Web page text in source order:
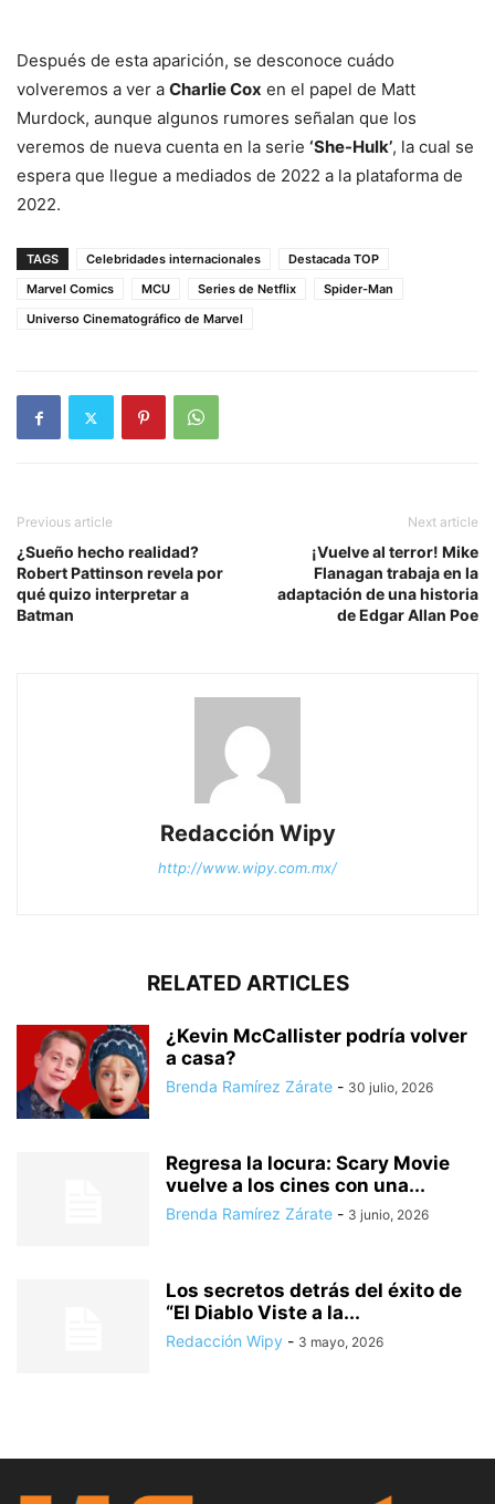
Después de esta aparición, se desconoce cuádo
volveremos a ver a Charlie Cox en el papel de Matt
Murdock, aunque algunos rumores señalan que los
veremos de nueva cuenta en la serie ‘She-Hulk’, la cual se
espera que llegue a mediados de 2022 a la plataforma de
2022.
TAGS Celebridades internacionales
Destacada TOP
Marvel Comics
MCU Series de Netflix
Spider-Man
Universo Cinematográfico de Marvel
Previous article
¿Sueño hecho realidad?
Robert Pattinson revela por
qué quizo interpretar a
Batman
Next article
¡Vuelve al terror! Mike
Flanagan trabaja en la
adaptación de una historia
de Edgar Allan Poe
Redacción Wipy
http://www.wipy.com.mx/
RELATED ARTICLES
¿Kevin McCallister podría volver
a casa?
Brenda Ramírez Zárate - 30 julio, 2026
Regresa la locura: Scary Movie
vuelve a los cines con una...
Brenda Ramírez Zárate - 3 junio, 2026
Los secretos detrás del éxito de
“El Diablo Viste a la...
Redacción Wipy - 3 mayo, 2026